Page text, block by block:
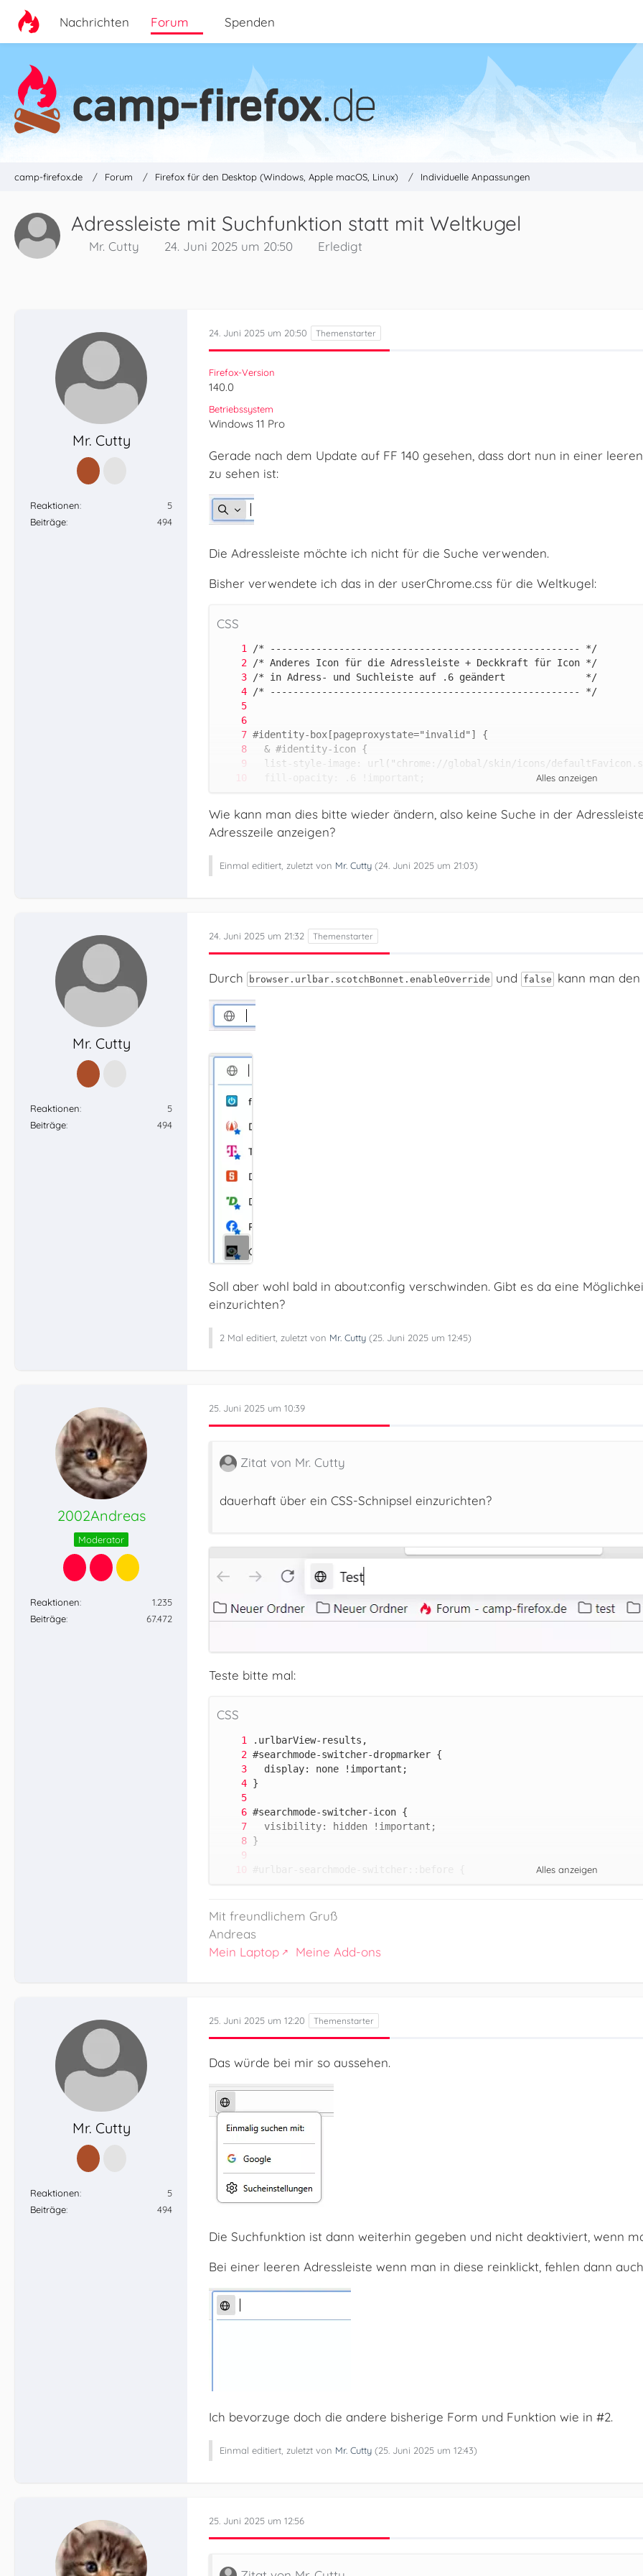
Nachrichten Forum Spenden
camp-firefox.de Forum Firefox für den Desktop (Windows, Apple macOS, Linux) Individuelle Anpassungen
Adressleiste mit Suchfunktion statt mit Weltkugel
Mr. Cutty 24. Juni 2025 um 20:50 Erledigt
Mr. Cutty
Reaktionen
5
Beiträge
494
24. Juni 2025 um 20:50
Firefox-Version
140.0
Betriebssystem
Windows 11 Pro
Gerade nach dem Update auf FF 140 gesehen, dass dort nun in einer
zu sehen ist:
Die Adressleiste möchte ich nicht für die Suche verwenden.
Bisher verwendete ich das in der userChrome.css für die Weltkugel:
CSS
}
Alles anzeigen
Wie kann man dies bitte wieder ändern, also keine Suche in der
Adresszeile anzeigen?
Einmal editiert, zuletzt von Mr. Cutty (24. Juni 2025 um 21:03)
Mr. Cutty
Reaktionen
5
Beiträge
494
24. Juni 2025 um 21:32
Durch browser.urlbar.scotchBonnet.enableOverride und false kann man
Soll aber wohl bald in about:config verschwinden. Gibt es da eine
einzurichten?
2 Mal editiert, zuletzt von Mr. Cutty (25. Juni 2025 um 12:45)
2002Andreas
Moderator
Reaktionen
1.235
Beiträge
67.472
25. Juni 2025 um 10:39
Zitat von Mr. Cutty
dauerhaft über ein CSS-Schnipsel einzurichten?
Teste bitte mal:
CSS
	}
Alles anzeigen
Mit freundlichem Gruß
Andreas
Mein Laptop
Meine Add-ons
Mr. Cutty
Reaktionen
5
Beiträge
494
25. Juni 2025 um 12:20
Das würde bei mir so aussehen.
Die Suchfunktion ist dann weiterhin gegeben und nicht deaktiviert, wenn
Bei einer leeren Adressleiste wenn man in diese reinklickt, fehlen dann
Ich bevorzuge doch die andere bisherige Form und Funktion wie in #2.
Einmal editiert, zuletzt von Mr. Cutty (25. Juni 2025 um 12:43)
25. Juni 2025 um 12:56